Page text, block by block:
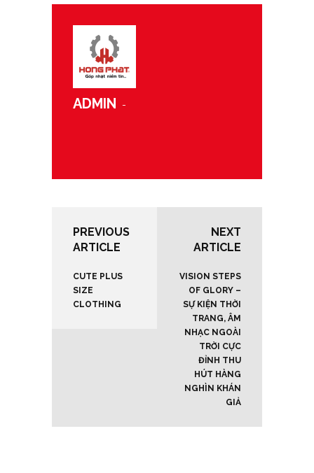
ADMIN -
PREVIOUS
ARTICLE
CUTE PLUS
SIZE
CLOTHING
NEXT
ARTICLE
VISION STEPS
OF GLORY –
SỰ KIỆN THỜI
TRANG, ÂM
NHẠC NGOÀI
TRỜI CỰC
ĐỈNH THU
HÚT HÀNG
NGHÌN KHÁN
GIẢ